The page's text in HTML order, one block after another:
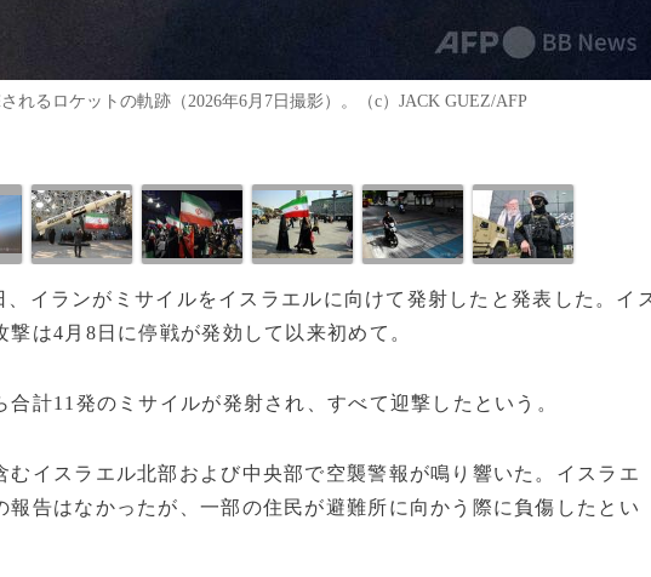
れるロケットの軌跡（2026年6月7日撮影）。（c）JACK GUEZ/AFP
、イランがミサイルをイスラエルに向けて発射したと発表した。イ
は4月8日に停戦が発効して以来初めて。
計11発のミサイルが発射され、すべて迎撃したという。
イスラエル北部および中央部で空襲警報が鳴り響いた。イスラエ
報告はなかったが、一部の住民が避難所に向かう際に負傷したとい